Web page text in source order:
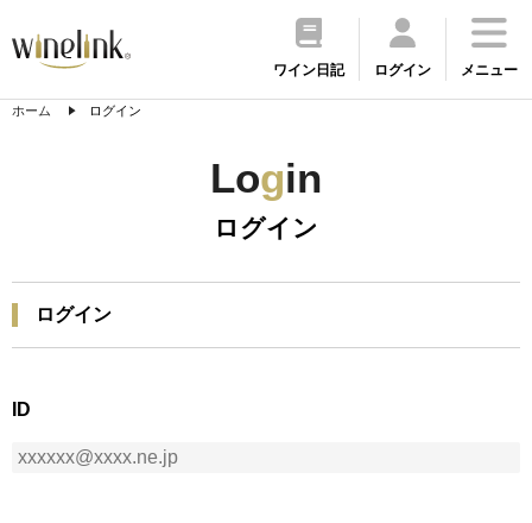
ワイン日記 ログイン メニュー
ホーム ログイン
Login
ログイン
ログイン
ID